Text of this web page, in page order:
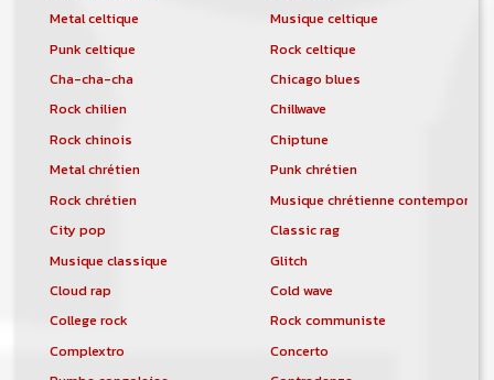
Metal celtique
Musique celtique
Punk celtique
Rock celtique
Cha-cha-cha
Chicago blues
Rock chilien
Chillwave
Rock chinois
Chiptune
Metal chrétien
Punk chrétien
Rock chrétien
Musique chrétienne
City pop
Classic rag
Musique classique
Glitch
Cloud rap
Cold wave
College rock
Rock communiste
Complextro
Concerto